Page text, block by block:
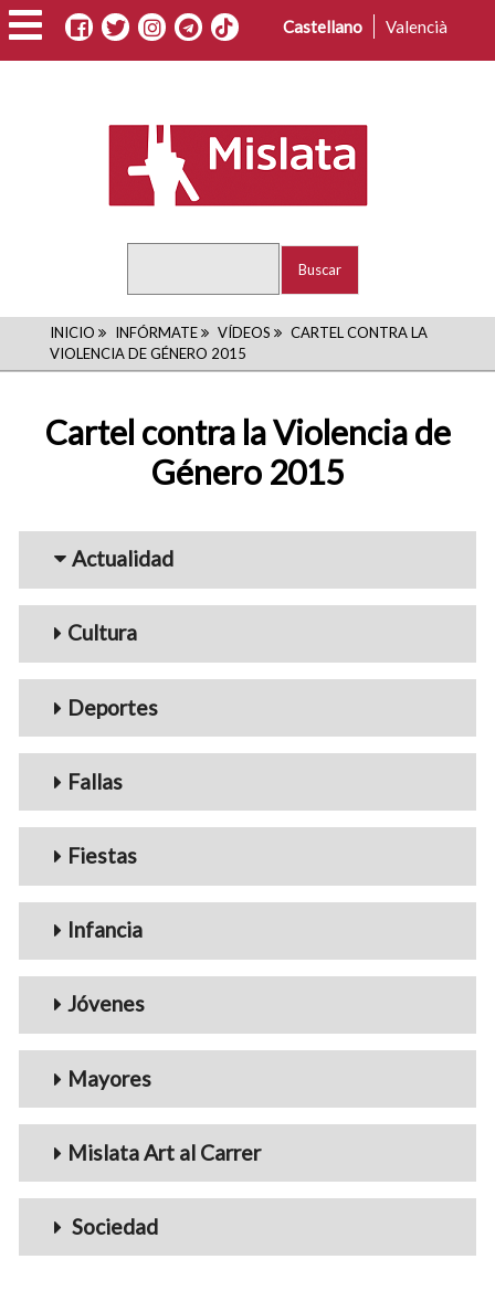
Pasar
al
contenido
Castellano Valencià
RUTA
DE
NAVEGACIÓN
INICIO INFÓRMATE VÍDEOS
CARTEL CONTRA LA
VIOLENCIA DE GÉNERO 2015
Cartel contra la Violencia de
Género 2015
Menu_Videos
Actualidad
Cultura
Deportes
Fallas
Fiestas
Infancia
Jóvenes
Mayores
Mislata Art al Carrer
Sociedad